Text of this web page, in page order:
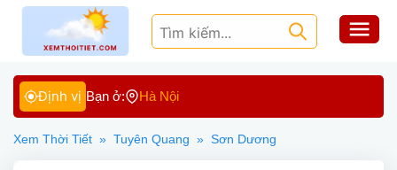
Định vị Bạn ở: Hà Nội
Xem Thời Tiết » Tuyên Quang » Sơn Dương